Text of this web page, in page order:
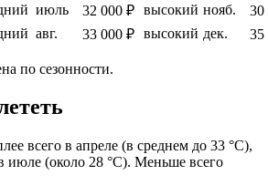
июль 32 000 ₽ высокий нояб.
30
авг. 33 000 ₽ высокий дек. 35
по сезонности.
всего в апреле (в среднем до 33 °C),
июле (около 28 °C). Меньше всего